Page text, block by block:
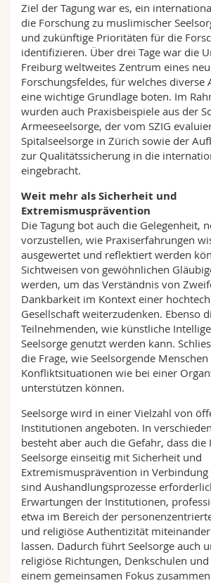
Ziel der Tagung war es, ein
die Forschung zu muslimischer
und zukünftige Prioritäten für die
identifizieren. Über drei Tage war die
Freiburg weltweites Zentrum eines
Forschungsfeldes, für welches diverse
eine wichtige Grundlage boten. Im
wurden auch Praxisbeispiele aus der
Armeeseelsorge, der vom SZIG
Spitalseelsorge in Zürich sowie der
zur Qualitätssicherung in die
eingebracht.
Weit mehr als Sicherheit und
Extremismusprävention
Die Tagung bot auch die Gelegenheit,
vorzustellen, wie Praxiserfahrungen
ausgewertet und reflektiert werden
Sichtweisen von gewöhnlichen
werden, um das Verständnis von
Dankbarkeit im Kontext einer
Gesellschaft weiterzudenken. Ebenso
Teilnehmenden, wie künstliche
Seelsorge genutzt werden kann.
die Frage, wie Seelsorgende
Konfliktsituationen wie bei einer
unterstützen können.
Seelsorge wird in einer Vielzahl von
Institutionen angeboten. In
besteht aber auch die Gefahr, dass
Seelsorge einseitig mit Sicherheit und
Extremismusprävention in
sind Aushandlungsprozesse
Erwartungen der Institutionen,
etwa im Bereich der
und religiöse Authentizität
lassen. Dadurch führt Seelsorge auch
religiöse Richtungen, Denkschulen
einem gemeinsamen Fokus